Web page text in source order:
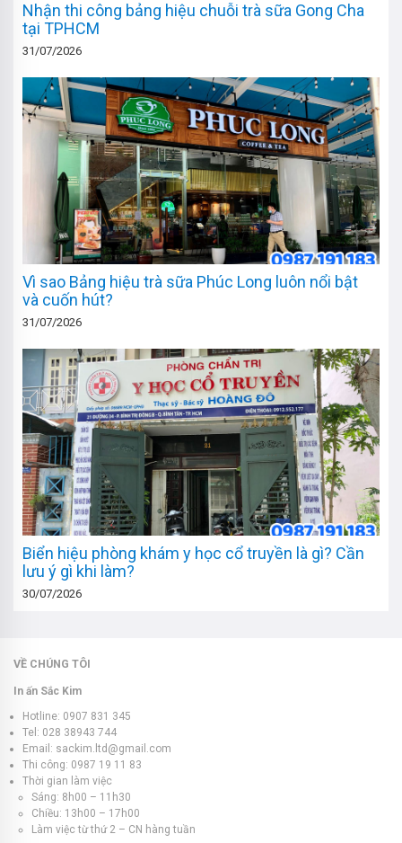
Nhận thi công bảng hiệu chuỗi trà sữa Gong Cha
tại TPHCM
31/07/2026
Vì sao Bảng hiệu trà sữa Phúc Long luôn nổi bật
và cuốn hút?
31/07/2026
Biển hiệu phòng khám y học cổ truyền là gì? Cần
lưu ý gì khi làm?
30/07/2026
VỀ CHÚNG TÔI
In ấn Sắc Kim
Hotline: 0907 831 345
Tel: 028 38943 744
Email: sackim.ltd@gmail.com
Thi công: 0987 19 11 83
Thời gian làm việc
Sáng: 8h00 – 11h30
Chiều: 13h00 – 17h00
Làm việc từ thứ 2 – CN hàng tuần